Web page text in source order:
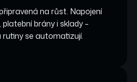
na růst. Napojení
brány i sklady –
se automatizují.